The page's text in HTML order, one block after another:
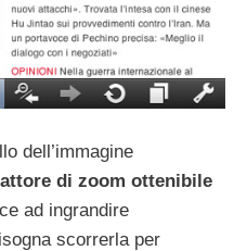
dell’immagine
di zoom ottenibile
ad ingrandire
scorrerla per